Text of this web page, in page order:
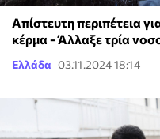
Απίστευτη περιπέτεια
κέρμα - Άλλαξε τρία
Ελλάδα 03.11.2024 18:14